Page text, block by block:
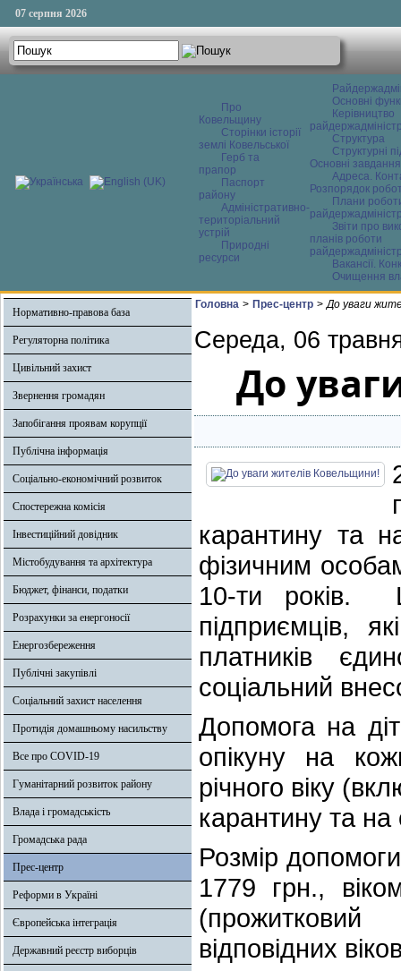
07 серпня 2026
Про
Ковельщину
Сторінки історії
землі Ковельської
Герб та
прапор
Паспорт
району
Адміністративно-
територіальний
устрій
Природні
ресурси
Основні
Керівництво
Структура
Структурні
Основні завдання
Адреса.
Розпорядок
Плани
Звіти про
планів роботи
Вакансії.
Очищення
Нормативно-правова база
Регуляторна політика
Цивільний захист
Звернення громадян
Запобігання проявам корупції
Публічна інформація
Соціально-економічний розвиток
Спостережна комісія
Інвестиційний довідник
Містобудування та архітектура
Бюджет, фінанси, податки
Розрахунки за енергоносії
Енергозбереження
Публічні закупівлі
Соціальний захист населення
Протидія домашньому насильству
Все про COVID-19
Гуманітарний розвиток району
Влада і громадськість
Громадська рада
Прес-центр
Реформи в Україні
Європейська інтеграція
Державний реєстр виборців
Головна > Прес-центр > До уваги
Середа, 06
До
карантину та
фізичним
10-ти років.
підприємців,
платників
соціальний
Допомога на
опікуну на
річного віку
карантину та на
Розмір
1779 грн.,
відповідних